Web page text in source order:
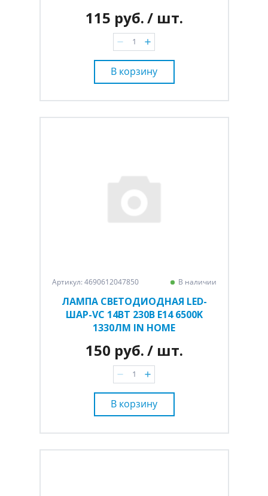
115 руб./ шт.
В корзину
Артикул: 4690612047850 В наличии
ЛАМПА СВЕТОДИОДНАЯ LED-
ШАР-VC 14ВТ 230В E14 6500K
1330ЛМ IN HOME
150 руб./ шт.
В корзину